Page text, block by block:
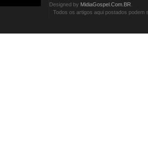
Designed by MidiaGospel.Com.BR
Todos os artigos aqui postados podem